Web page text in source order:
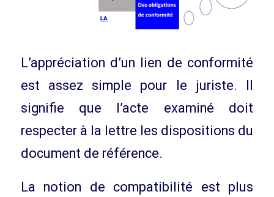
L’appréciation d’un lien de conformité
est assez simple pour le juriste. Il
signifie que l’acte examiné doit
respecter à la lettre les dispositions du
document de référence.
La notion de compatibilité est plus